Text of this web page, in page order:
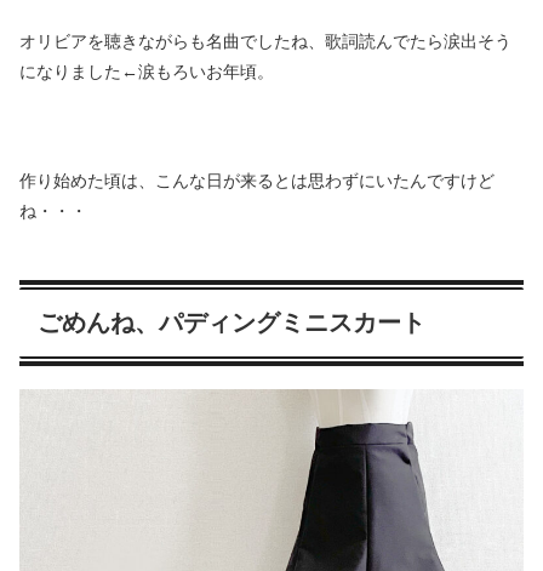
オリビアを聴きながらも名曲でしたね、歌詞読んでたら涙出そう
になりました←涙もろいお年頃。
作り始めた頃は、こんな日が来るとは思わずにいたんですけど
ね・・・
ごめんね、パディングミニスカート